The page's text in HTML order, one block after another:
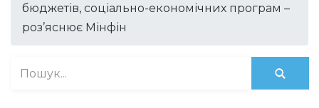
бюджетів, соціально-економічних програм –
роз’яснює Мінфін